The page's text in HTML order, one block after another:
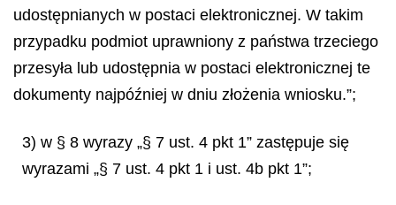
udostępnianych w postaci elektronicznej. W takim
przypadku podmiot uprawniony z państwa trzeciego
przesyła lub udostępnia w postaci elektronicznej te
dokumenty najpóźniej w dniu złożenia wniosku.”;
3) w § 8 wyrazy „§ 7 ust. 4 pkt 1” zastępuje się
wyrazami „§ 7 ust. 4 pkt 1 i ust. 4b pkt 1”;